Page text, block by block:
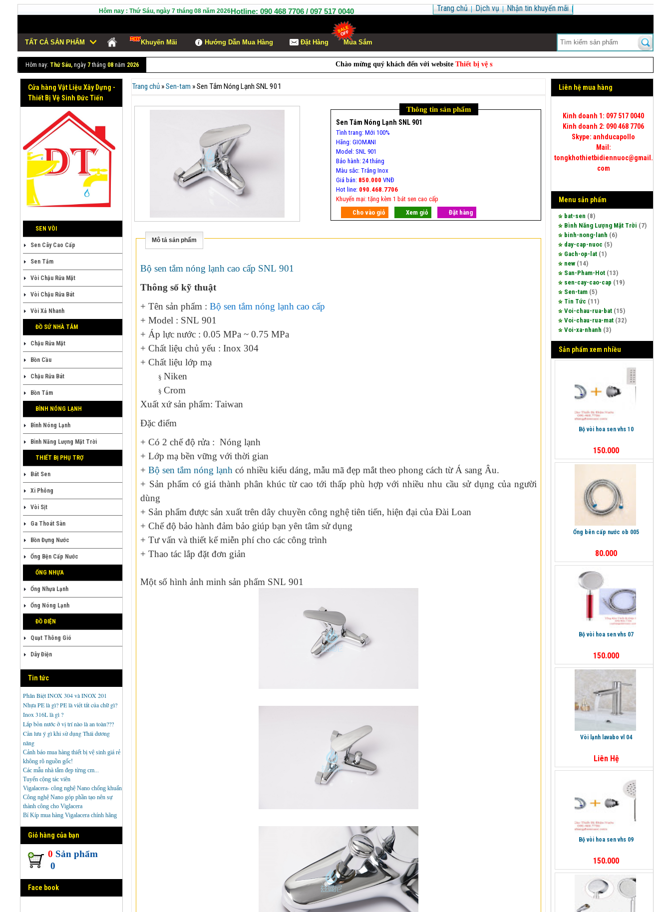
Hôm nay : Thứ Sáu, ngày 7 tháng 08 năm 2026Hotline: 090 468 7706 / 097 517 0040 Trang chủ Dịch vụ Nhận tin khuyến mãi
TẤT CẢ SẢN PHẨM Khuyến Mãi Hướng Dẫn Mua Hàng Ðặt Hàng Mua Sắm
Hôm nay: Thứ Sáu, ngày 7tháng 08năm 2026 Chào mừng quý khách đến với websiteThiết bị vệ sinh. Website chuyên
Cửa hàng Vật Liệu Xây Dựng -
Thiết Bị Vệ Sinh Đức Tiến
SEN VÒI
Sen Cây Cao Cấp
Sen Tắm
Vòi Chậu Rửa Mặt
Vòi Chậu Rửa Bát
Vòi Xả Nhanh
ĐỒ SỨ NHÀ TẮM
Chậu Rửa Mặt
Bồn Cầu
Chậu Rửa Bát
Bồn Tắm
BÌNH NÓNG LẠNH
Bình Nóng Lạnh
Bình Năng Lượng Mặt Trời
THIẾT BỊ PHỤ TRỢ
Bát Sen
Xi Phông
Vòi Sịt
Ga Thoát Sàn
Bồn Đựng Nước
Ống Bện Cấp Nước
ỐNG NHỰA
Ống Nhựa Lạnh
Ống Nóng Lạnh
ĐỒ ĐIỆN
Quạt Thông Gió
Dây Điện
Tin tức
Phân Biệt INOX 304 và INOX 201
Nhựa PE là gì? PE là viết tắt của chữ gì?
Inox 316L là gì ?
Lắp bồn nước ở vị trí nào là an toàn???
Cần lưu ý gì khi sử dụng Thái dương
năng
Cảnh báo mua hàng thiết bị vệ sinh giá rẻ
không rõ nguồn gốc!
Các mẫu nhà tắm đẹp từng cm...
Tuyển cộng tác viên
Vigalacera- công nghệ Nano chống khuẩn
Công nghệ Nano góp phần tạo nên sự
thành công cho Viglacera
Bí Kíp mua hàng Vigalacera chính hãng
Giỏ hàng của bạn
0 Sản phẩm
0
Face book
Liên hệ mua hàng
Kinh doanh 1: 097 517 0040
Kinh doanh 2: 090 468 7706
Skype: anhducapollo
Mail:
tongkhothietbidiennuoc@gmail.
com
Menu sản phẩm
bat-sen (8)
Bình Năng Lượng Mặt Trời (7)
binh-nong-lanh (6)
day-cap-nuoc (5)
Gach-op-lat (1)
new (14)
San-Pham-Hot (13)
sen-cay-cao-cap (19)
Sen-tam (5)
Tin Tức (11)
Voi-chau-rua-bat (15)
Voi-chau-rua-mat (32)
Voi-xa-nhanh (3)
Sản phẩm xem nhiều
bộ vòi hoa sen vhs 10
150.000
ống bên cấp nước ob 005
80.000
bộ vòi hoa sen vhs 07
150.000
vòi lạnh lavabo vl 04
Liên Hệ
bộ vòi hoa sen vhs 09
150.000
Trang chủ»Sen-tam »Sen Tắm Nóng Lạnh SNL 901
Thông tin sản phẩm
Sen Tắm Nóng Lạnh SNL 901
Tình trang: Mới 100%
Hãng: GIOMANI
Model: SNL 901
Bảo hành: 24 tháng
Màu sắc: Trắng Inox
Giá bán: 850.000 VNĐ
Hot line: 090.468.7706
Khuyến mại: tặng kèm 1 bát sen cao cấp
Cho vào giỏ
Xem giỏ Đặt hàng
Mô tả sản phẩm
Bộ sen tắm nóng lạnh cao cấp SNL 901
Thông số kỹ thuật
+ Tên sản phẩm : Bộ sen tắm nóng lạnh cao cấp
+ Model : SNL 901
+ Áp lực nước : 0.05 MPa ~ 0.75 MPa
+ Chất liệu chủ yếu : Inox 304
+ Chất liệu lớp mạ
§ Niken
§ Crom
Xuất xứ sản phẩm: Taiwan
Đặc điểm
+ Có 2 chế độ rửa : Nóng lạnh
+ Lớp mạ bền vững với thời gian
+ Bộ sen tắm nóng lạnh có nhiều kiểu dáng, mẫu mã đẹp mắt theo phong cách từ Á sang Âu.
+ Sản phẩm có giá thành phân khúc từ cao tới thấp phù hợp với nhiều nhu cầu sử dụng của người
dùng
+ Sản phẩm được sản xuất trên dây chuyền công nghệ tiên tiến, hiện đại của Đài Loan
+ Chế độ bảo hành đảm bảo giúp bạn yên tâm sử dụng
+ Tư vấn và thiết kế miễn phí cho các công trình
+ Thao tác lắp đặt đơn giản
Một số hình ảnh minh sản phẩm SNL 901